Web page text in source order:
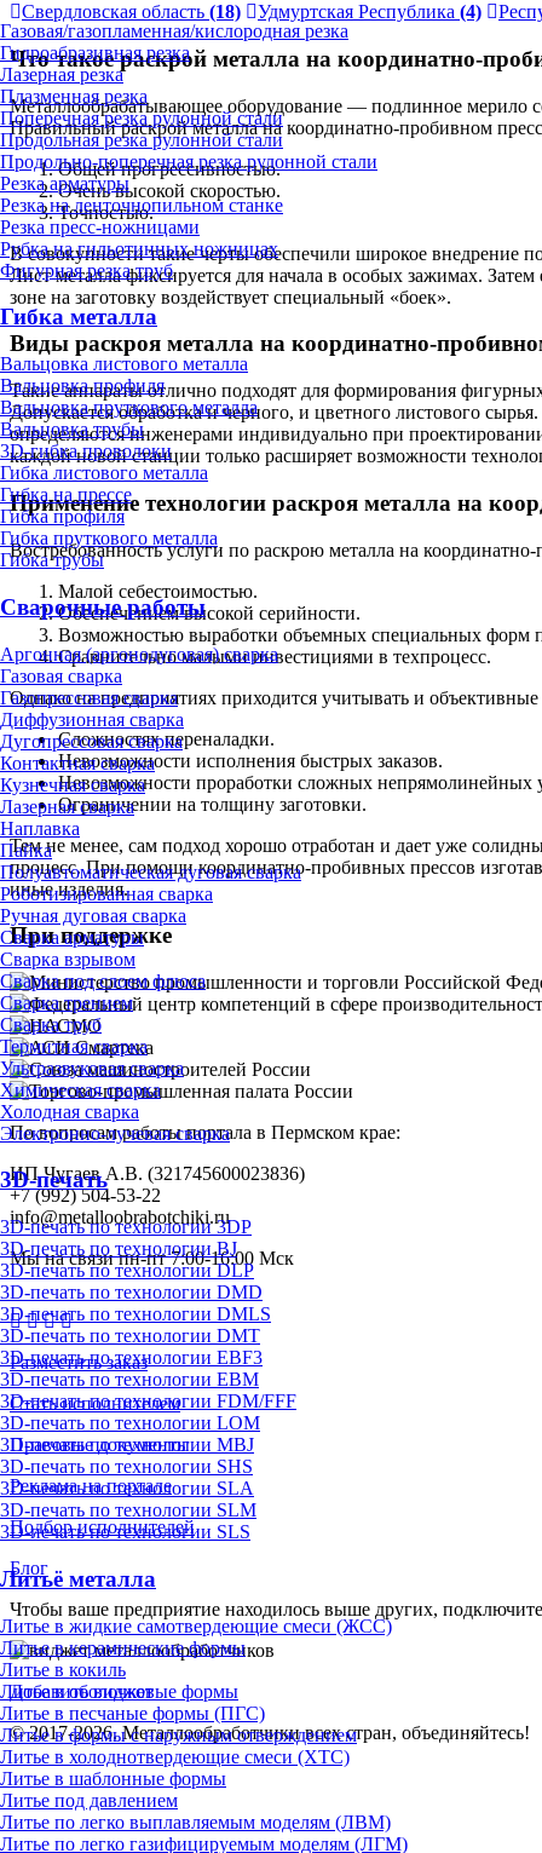
Газовая/газопламенная/кислородная резка
Гидроабразивная резка
Лазерная резка
Плазменная резка
Поперечная резка рулонной стали
Продольная резка рулонной стали
Продольно-поперечная резка рулонной стали
Резка арматуры
Резка на ленточнопильном станке
Резка пресс-ножницами
Рубка на гильотинных ножницах
Фигурная резка труб
Гибка металла
Вальцовка листового металла
Вальцовка профиля
Вальцовка пруткового металла
Вальцовка трубы
3D-гибка проволоки
Гибка листового металла
Гибка на прессе
Гибка профиля
Гибка пруткового металла
Гибка трубы
Сварочные работы
Аргонная (аргонодуговая) сварка
Газовая сварка
Газопрессовая сварка
Диффузионная сварка
Дугопрессовая сварка
Контактная сварка
Кузнечная сварка
Лазерная сварка
Наплавка
Пайка
Полуавтоматическая дуговая сварка
Роботизированная сварка
Ручная дуговая сварка
Сварка арматуры
Сварка взрывом
Сварка под слоем флюса
Сварка трением
Сварка труб
Термитная сварка
Ультразвуковая сварка
Химическая сварка
Холодная сварка
Электронно-лучевая сварка
3D-печать
3D-печать по технологии 3DP
3D-печать по технологии BJ
3D-печать по технологии DLP
3D-печать по технологии DMD
3D-печать по технологии DMLS
3D-печать по технологии DMT
3D-печать по технологии EBF3
3D-печать по технологии EBM
3D-печать по технологии FDM/FFF
3D-печать по технологии LOM
3D-печать по технологии MBJ
3D-печать по технологии SHS
3D-печать по технологии SLA
3D-печать по технологии SLM
3D-печать по технологии SLS
Литьё металла
Литье в жидкие самотвердеющие смеси (ЖСС)
Литье в керамические формы
Литье в кокиль
Литье в оболочковые формы
Литье в песчаные формы (ПГС)
Литье в формы с наружным отверждением
Литье в холоднотвердеющие смеси (ХТС)
Литье в шаблонные формы
Литье под давлением
Литье по легко выплавляемым моделям (ЛВМ)
Литье по легко газифицируемым моделям (ЛГМ)
Свердловская область (18) Удмуртская Республика (4)
Что такое раскрой металла на координатно-
Металлообрабатывающее оборудование — подлинное мерило
Правильный раскрой металла на координатно-пробивном
Общей прогрессивностью.
Очень высокой скоростью.
Точностью.
В совокупности такие черты обеспечили широкое внедрение
Лист металла фиксируется для начала в особых зажимах.
зоне на заготовку воздействует специальный «боек».
Виды раскроя металла на координатно-
Такие аппараты отлично подходят для формирования
Допускается обработка и черного, и цветного листового
определяются инженерами индивидуально при
каждой новой станции только расширяет возможности
Применение технологии раскроя металла на
Востребованность услуги по раскрою металла на координатно-
Малой себестоимостью.
Обеспечением высокой серийности.
Возможностью выработки объемных специальных форм
Сравнительно малыми инвестициями в техпроцесс.
Однако на предприятиях приходится учитывать и
Сложностях переналадки.
Невозможности исполнения быстрых заказов.
Невозможности проработки сложных непрямолинейных
Ограничении на толщину заготовки.
Тем не менее, сам подход хорошо отработан и дает уже
процесс. При помощи координатно-пробивных прессов
иные изделия.
При поддержке
По вопросам работы портала в Пермском крае:
ИП Чугаев А.В. (321745600023836)
+7 (992) 504-53-22
info@metalloobrabotchiki.ru
Мы на связи пн-пт 7:00-16:00 Мск
Разместить заказ
Стать исполнителем
Правовые документы
Реклама на портале
Подбор исполнителей
Блог
Чтобы ваше предприятие находилось выше других,
Добавить виджет
© 2017-2026. Металлообработчики всех стран, объединяйтесь!